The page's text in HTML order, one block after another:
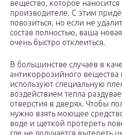
вещество, которое наносится
производителе. С этим
повозиться, но если не
состав полностью, ваша
очень быстро отклеиться.
В большинстве случаев в
антикоррозийного вещества
используют специальную
воздействием тепла
отверстия в дверях. Чтобы
нужно взять моющее
воде и щеткой протереть
где не получается вытереть